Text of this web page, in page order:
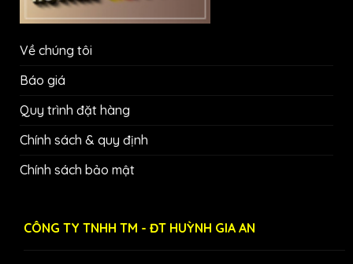
Về chúng tôi
Báo giá
Quy trình đặt hàng
Chính sách & quy định
Chính sách bảo mật
CÔNG TY TNHH TM - ĐT HUỲNH GIA AN